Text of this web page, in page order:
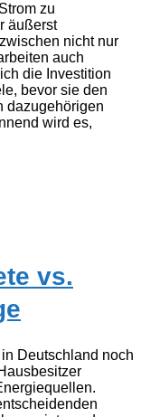
zu
äußerst
nicht nur
auch
die Investition
bevor sie den
dazugehörigen
wird es,
vs.
Deutschland noch